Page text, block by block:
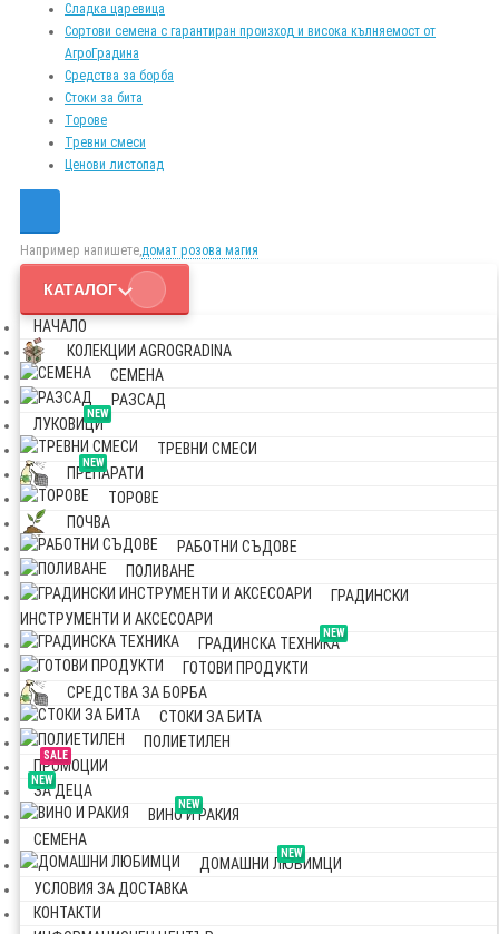
Сладка царевица
Сортови семена с гарантиран произход и висока кълняемост от
АгроГрадина
Средства за борба
Стоки за бита
Торове
Тревни смеси
Ценови листопад
Например напишете,домат розова магия
КАТАЛОГ
НАЧАЛО
КОЛЕКЦИИ AGROGRADINA
СЕМЕНА
РАЗСАД
NEW
ЛУКОВИЦИ
ТРЕВНИ СМЕСИ
NEW
ПРЕПАРАТИ
ТОРОВЕ
ПОЧВА
РАБОТНИ СЪДОВЕ
ПОЛИВАНЕ
ГРАДИНСКИ
ИНСТРУМЕНТИ И АКСЕСОАРИ
NEW
ГРАДИНСКА ТЕХНИКА
ГОТОВИ ПРОДУКТИ
СРЕДСТВА ЗА БОРБА
СТОКИ ЗА БИТА
ПОЛИЕТИЛЕН
SALE
ПРОМОЦИИ
NEW
ЗА ДЕЦА
NEW
ВИНО И РАКИЯ
СЕМЕНА
NEW
ДОМАШНИ ЛЮБИМЦИ
УСЛОВИЯ ЗА ДОСТАВКА
КОНТАКТИ